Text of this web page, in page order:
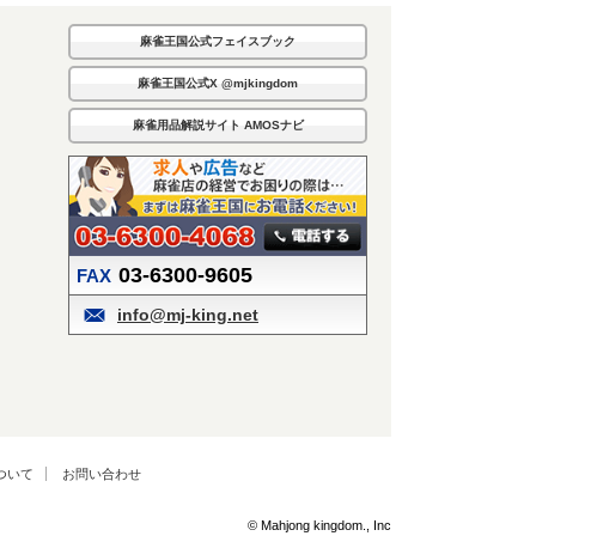
麻雀王国公式フェイスブック
麻雀王国公式X @mjkingdom
麻雀用品解説サイト AMOSナビ
FAX 03-6300-9605
info@mj-king.net
いて お問い合わせ
© Mahjong kingdom., Inc